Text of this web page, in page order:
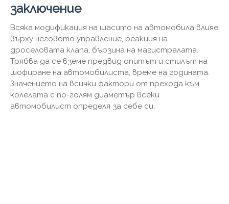
заключение
Всяка модификация на шасито на автомобила влияе
върху неговото управление, реакция на
дроселовата клапа, бързина на магистралата.
Трябва да се вземе предвид опитът и стилът на
шофиране на автомобилиста, време на годината.
Значението на всички фактори от прехода към
колелата с по-голям диаметър всеки
автомобилист определя за себе си.